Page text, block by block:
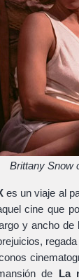
Brittany Snow
es un viaje al
cine que
y ancho de
de La